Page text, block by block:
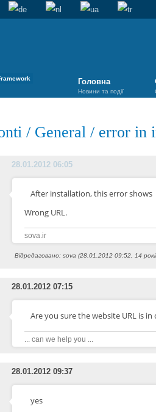
Головна
Новини та події
/ General / error in
28.01.2012 06:05
After installation, thiserrorshows
Wrong URL.
sova.ir
Відредаговано: sova (28.01.2012 09:52, 14
28.01.2012 07:15
Are you sure the website URL is in
... can we help you ...
28.01.2012 09:37
yes